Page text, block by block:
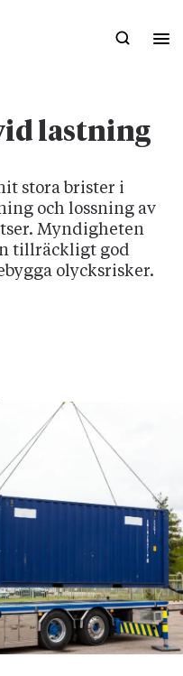
lastning
stora brister i
och lossning av
Myndigheten
tillräckligt god
olycksrisker.